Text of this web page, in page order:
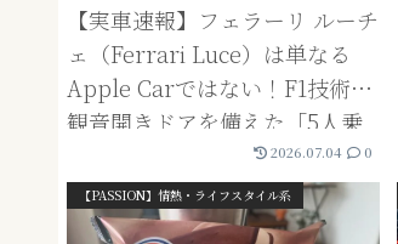
【実車速報】フェラーリ ルーチ
ェ（Ferrari Luce）は単なる
Apple Carではない！F1技術と
観音開きドアを備えた「5人乗
2026.07.04 0
【PASSION】情熱・ライフスタイル系